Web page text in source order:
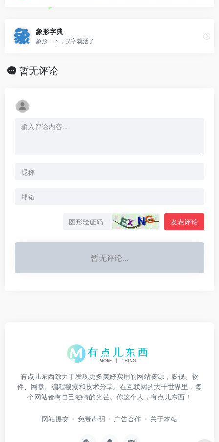
象形字典
象形一下，汉字就活了
暂无评论
发表评论
暂无评论...
有点儿东西致力于发现更多美好实用的网站资源，影视、软
件、网盘、编程搜索和技术分享。在互联网的大千世界里，每
个网站都有自己独特的光芒。你这个人，有点儿东西！
网站提交 免责声明 广告合作 关于本站